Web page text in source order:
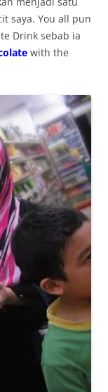
saya. You all pun
Drink sebab ia
with the